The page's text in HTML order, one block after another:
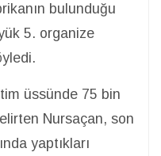
bulunduğu
5. organize
üssünde 75 bin
Nursaçan, son
yaptıkları